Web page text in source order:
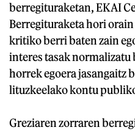
berregituraketan, EKAI
Berregituraketa hori orain
kritiko berri baten zain
interes tasak
horrek egoera jasangaitz
lituzkeelako kontu
Greziaren zorraren